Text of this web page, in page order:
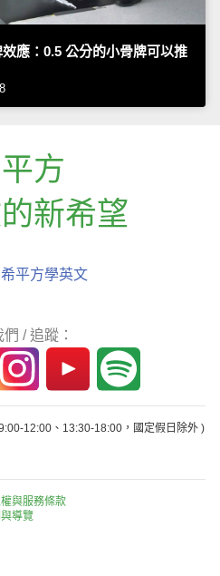
應：0.5 公分的小骨牌可以推
方
新希望
平方學英文
/ 追蹤：
12:00、13:30-18:00，國定假日除外 )
權與服務條款
導覽